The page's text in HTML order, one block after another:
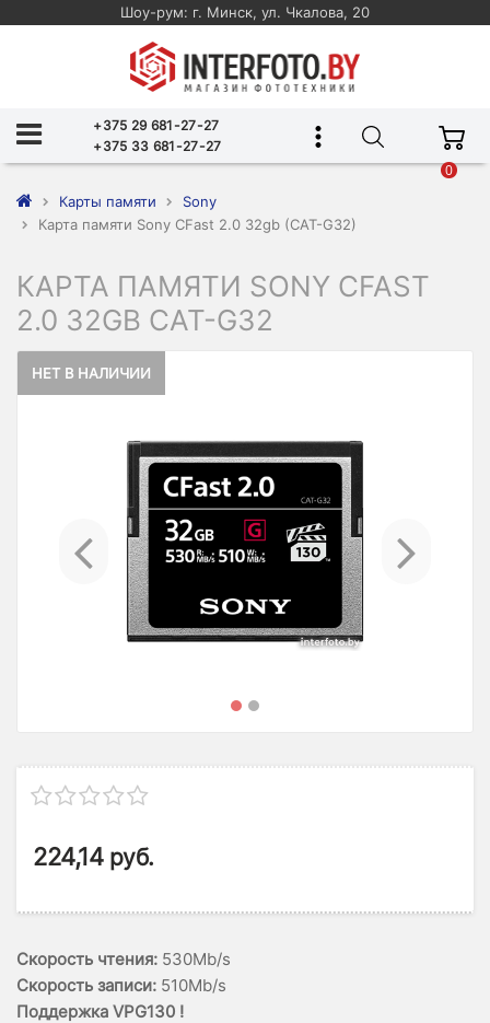
Шоу-рум: г. Минск, ул. Чкалова, 20
+375 29 681-27-27
+375 33 681-27-27
0
Карты памяти
Sony
Карта памяти Sony CFast 2.0 32gb (CAT-G32)
КАРТА ПАМЯТИ SONY CFAST
2.0 32GB CAT-G32
НЕТ В НАЛИЧИИ
Previous
224,14 руб.
Скорость чтения: 530Mb/s
Скорость записи: 510Mb/s
Поддержка VPG130 !